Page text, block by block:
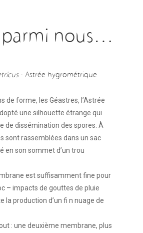
parmi nous…
- Astrée hygrométrique
de forme, les Géastres, l’Astrée
une silhouette étrange qui
de dissémination des spores. À
sont rassemblées dans un sac
en son sommet d’un trou
est suffisamment fine pour
– impacts de gouttes de pluie
la production d’un fi n nuage de
: une deuxième membrane, plus